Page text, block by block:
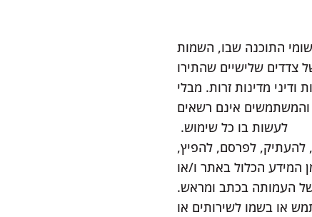
התוכנה שבו, השמות
צדדים שלישיים שהתירו
מדינות זרות. מבלי
והמשתמשים אינם רשאים
לעשות בו כל שימוש.
להעתיק, לפרסם, להפיץ,
המידע הכלול באתר ו/או
העמותה בכתב ומראש.
או בשמו לשירותים או